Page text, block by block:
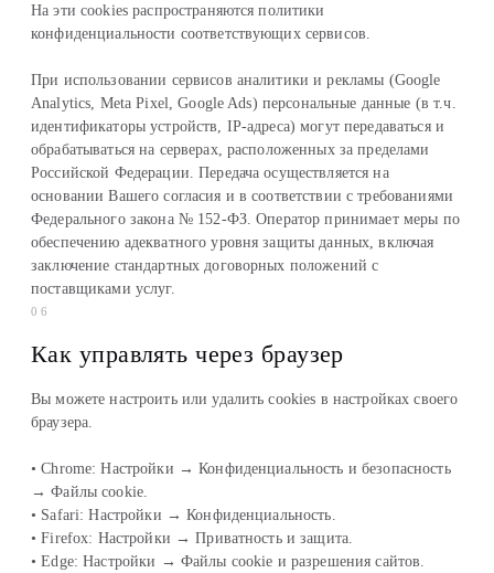
На эти cookies распространяются политики
конфиденциальности соответствующих сервисов.
При использовании сервисов аналитики и рекламы (Google
Analytics, Meta Pixel, Google Ads) персональные данные (в т.ч.
идентификаторы устройств, IP-адреса) могут передаваться и
обрабатываться на серверах, расположенных за пределами
Российской Федерации. Передача осуществляется на
основании Вашего согласия и в соответствии с требованиями
Федерального закона № 152-ФЗ. Оператор принимает меры по
обеспечению адекватного уровня защиты данных, включая
заключение стандартных договорных положений с
поставщиками услуг.
06
Как управлять через браузер
Вы можете настроить или удалить cookies в настройках своего
браузера.
• Chrome: Настройки → Конфиденциальность и безопасность
→ Файлы cookie.
• Safari: Настройки → Конфиденциальность.
• Firefox: Настройки → Приватность и защита.
• Edge: Настройки → Файлы cookie и разрешения сайтов.